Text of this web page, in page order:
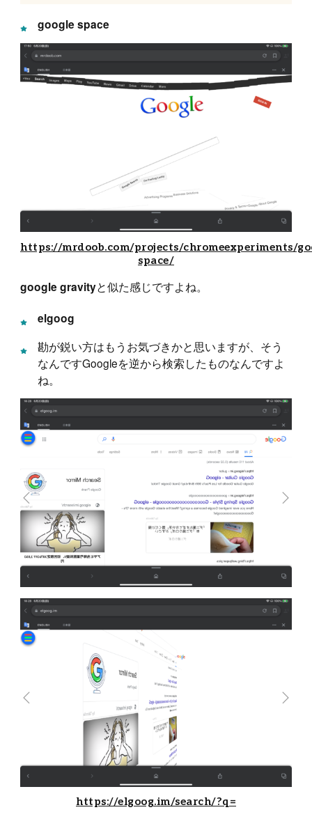
google space
https://mrdoob.com/projects/chromeexperiments/
space/
google gravityと似た感じですよね。
elgoog
勘が鋭い方はもうお気づきかと思いますが、そう
なんですGoogleを逆から検索したものなんですよ
ね。
https://elgoog.im/search/?q=